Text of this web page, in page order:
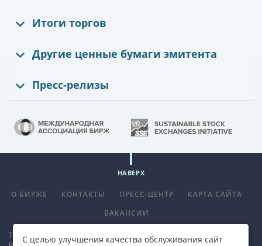
Итоги торгов
Другие ценные бумаги эмитента
Пресс-релизы
О БИРЖЕ КОНТАКТЫ ПРЕСС-ЦЕНТР
КАРТА САЙТА
ВАКАНСИИ
Телефон +375 (17) 390 14 70
. E-mail:
office@bcse.by .
НАВЕРХ
С целью улучшения качества обслуживания сайт